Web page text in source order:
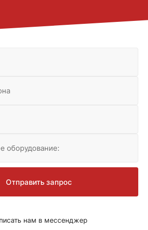
оборудование:
нам в мессенджер
Отправить запрос